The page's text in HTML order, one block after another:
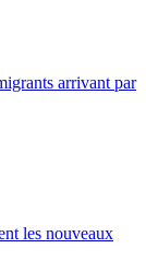
arrivant par
les nouveaux